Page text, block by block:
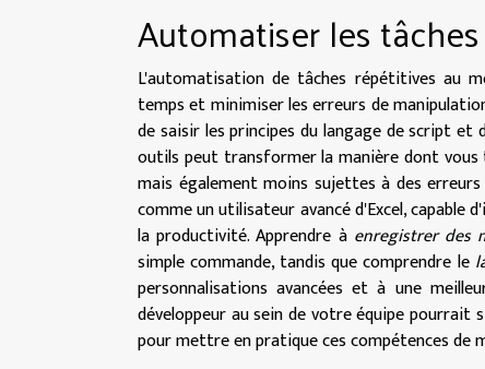
Automatiser les
L'automatisation de tâches répétitives au
temps et minimiser les erreurs de
de saisir les principes du langage de script
outils peut transformer la manière dont vous
mais également moins sujettes à des
comme un utilisateur avancé d'Excel,
la productivité. Apprendre à enregistrer des
simple commande, tandis que comprendre le
personnalisations avancées et à une
développeur au sein de votre équipe
pour mettre en pratique ces compétences de